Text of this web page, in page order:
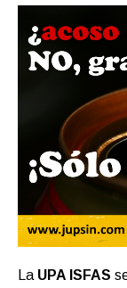
La UPA ISFAS